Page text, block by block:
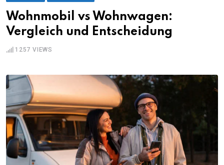
Wohnmobil vs Wohnwagen:
Vergleich und Entscheidung
1257 VIEWS